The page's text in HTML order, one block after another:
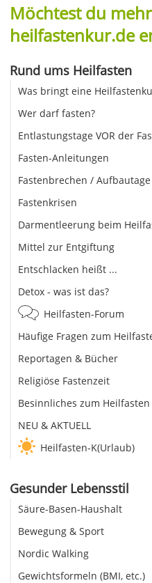
Möchtest du
heilfastenkur.de
Rund ums Heilfasten
Was bringt eine
Wer darf fasten?
Entlastungstage VOR der
Fasten-Anleitungen
Fastenbrechen / Aufbautage
Fastenkrisen
Darmentleerung beim
Mittel zur Entgiftung
Entschlacken heißt ...
Detox - was ist das?
Heilfasten-Forum
Häufige Fragen zum
Reportagen & Bücher
Religiöse Fastenzeit
Besinnliches zum Heilfasten
NEU & AKTUELL
Heilfasten-K(Urlaub)
Gesunder Lebensstil
Säure-Basen-Haushalt
Bewegung & Sport
Nordic Walking
Gewichtsformeln (BMI, etc.)